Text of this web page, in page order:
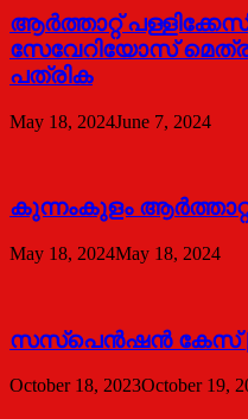
ആര്‍ത്താറ്റ്
സേവേറിയോസ്
പത്രിക
May 18, 2024June 7, 2024
കുന്നംകുളം
May 18, 2024May 18, 2024
സസ്പെന്‍ഷന്‍ കേസ് |
October 18, 2023October 19,